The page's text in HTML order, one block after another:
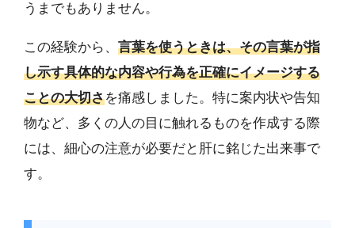
うまでもありません。
この経験から、 言葉を使うときは、その言葉が指
し示す具体的な内容や行為を正確にイメージする
ことの大切さを痛感しました。特に案内状や告知
物など、多くの人の目に触れるものを作成する際
には、細心の注意が必要だと肝に銘じた出来事で
す。